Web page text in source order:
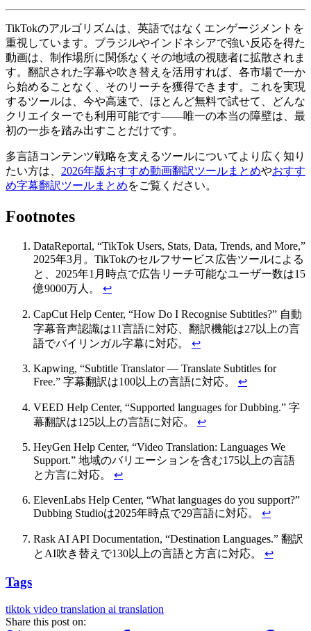
TikTokのアルゴリズムは、英語ではなくエンゲージメントを
重視しています。ブラジルやインドネシアで強い反応を得た
動画は、制作場所に関係なくその地域の視聴者に拡散されま
す。翻訳された字幕や吹き替えを活用すれば、各市場で一か
ら始めることなく、そのリーチを獲得できます。これを実現
するツールは、今や高速で、ほとんど無料で試せて、どんな
クリエイターでも利用可能です——唯一の本当の障壁は、最
初の一歩を踏み出すことだけです。
多言語コンテンツ戦略を支えるツールについてより広く知り
たい方は、 2026年版おすすめ動画翻訳ツールまとめやおすす
め字幕翻訳ツールまとめをご覧ください。
Footnotes
DataReportal, “TikTok Users, Stats, Data, Trends, and More,”
2025年3月。TikTokのセルフサービス広告ツールによる
と、2025年1月時点で広告リーチ可能なユーザー数は15
億9000万人。 ↩
CapCut Help Center, “How Do I Recognise Subtitles?” 自動
字幕音声認識は11言語に対応、翻訳機能は27以上の言
語でバイリンガル字幕に対応。 ↩
Kapwing, “Subtitle Translator — Translate Subtitles for
Free.” 字幕翻訳は100以上の言語に対応。 ↩
VEED Help Center, “Supported languages for Dubbing.” 字
幕翻訳は125以上の言語に対応。 ↩
HeyGen Help Center, “Video Translation: Languages We
Support.” 地域のバリエーションを含む175以上の言語
と方言に対応。 ↩
ElevenLabs Help Center, “What languages do you support?”
Dubbing Studioは2025年時点で29言語に対応。 ↩
Rask AI API Documentation, “Destination Languages.” 翻訳
とAI吹き替えで130以上の言語と方言に対応。 ↩
Tags
tiktok video translation ai translation
Share this post on: